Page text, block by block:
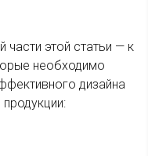
этой статьи — к
необходимо
дизайна